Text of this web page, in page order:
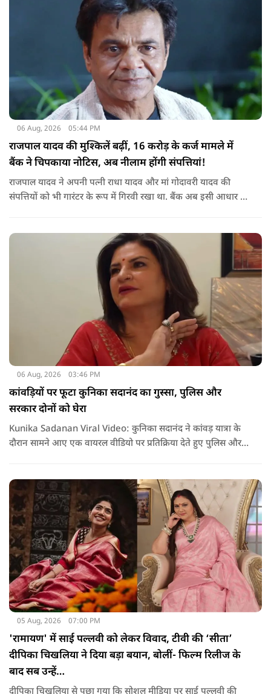
06 Aug, 2026 05:44 PM
राजपाल यादव की मुश्किलें बढ़ीं, 16 करोड़ के कर्ज मामले में
बैंक ने चिपकाया नोटिस, अब नीलाम होंगी संपत्तियां!
राजपाल यादव ने अपनी पत्नी राधा यादव और मां गोदावरी यादव की
संपत्तियों को भी गारंटर के रूप में गिरवी रखा था. बैंक अब इसी आधार पर
वसूली प्रक्रिया चल रही है.
06 Aug, 2026 03:46 PM
कांवड़ियों पर फूटा कुनिका सदानंद का गुस्सा, पुलिस और
सरकार दोनों को घेरा
Kunika Sadanan Viral Video: कुनिका सदानंद ने कांवड़ यात्रा के
दौरान सामने आए एक वायरल वीडियो पर प्रतिक्रिया देते हुए पुलिस और
मारपीट करता है, तो उसके खिलाफ सख्त कार्रवाई होनी चाहिए.
05 Aug, 2026 07:00 PM
'रामायण' में साई पल्लवी को लेकर विवाद, टीवी की ‘सीता’
दीपिका चिखलिया ने दिया बड़ा बयान, बोलीं- फिल्म रिलीज के
बाद सब उन्हें…
दीपिका चिखलिया से पूछा गया कि सोशल मीडिया पर साई पल्लवी की